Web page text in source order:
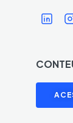
Í
c
n
e
L
i
Í
I